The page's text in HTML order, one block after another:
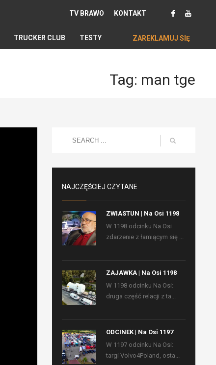
TV BRAWO KONTAKT
TRUCKER CLUB TESTY ZAREKLAMUJ SIĘ
Tag: man tge
NAJCZĘŚCIEJ CZYTANE
ZWIASTUN | Na Osi 1198
W 1198 odcinku Na Osi
zdarzenie z łamiącym się ...
ZAJAWKA | Na Osi 1198
W 1198 odcinku Na Osi:
druga część relacji z ta...
ODCINEK | Na Osi 1197
W 1197 odcinku Na Osi:
targi Volvo4Poland, osta...